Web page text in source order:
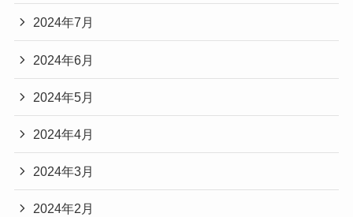
2024年7月
2024年6月
2024年5月
2024年4月
2024年3月
2024年2月